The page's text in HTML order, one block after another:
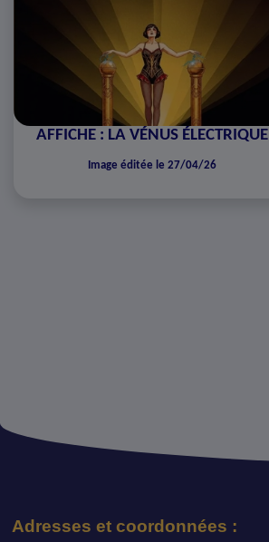
AFFICHE : LA VÉNUS ÉLECTRIQUE
Image éditée le 27/04/26
Adresses et coordonnées :